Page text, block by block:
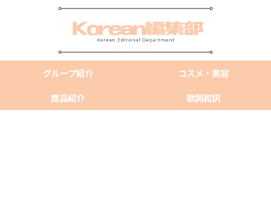
グループ紹介
コスメ・美容
商品紹介
歌詞和訳